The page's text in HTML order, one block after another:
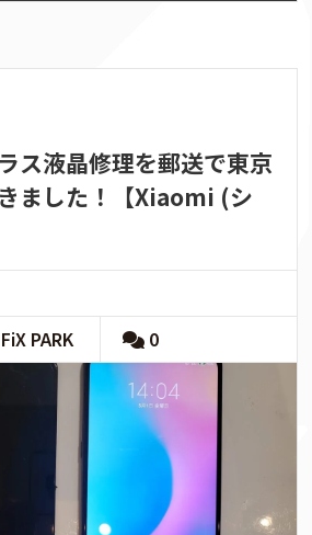
ス液晶修理を郵送で東京
ました！【Xiaomi (シ
PARK
0